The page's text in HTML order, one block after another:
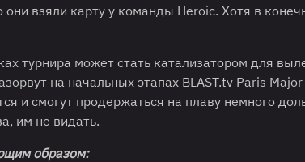
взяли карту у команды Heroic. Хотя в
турнира может стать катализатором для
на начальных этапах BLAST.tv Paris
и смогут продержаться на плаву немного
им не видать.
образом: